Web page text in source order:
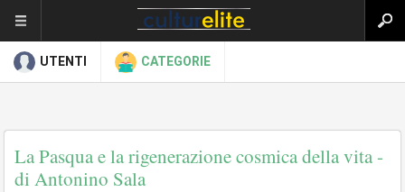
UTENTI CATEGORIE
La Pasqua e la rigenerazione cosmica della vita -
di Antonino Sala